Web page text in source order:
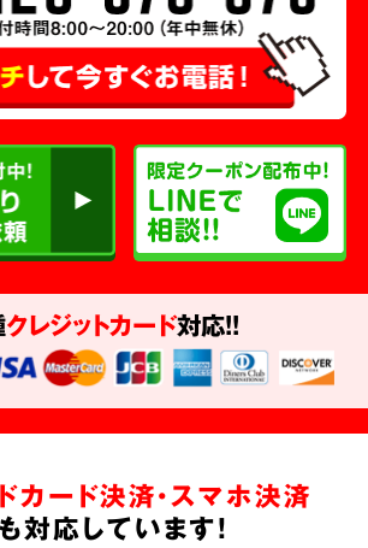
クレジットカード対応!!
カード決済・スマホ決済
対応しています!